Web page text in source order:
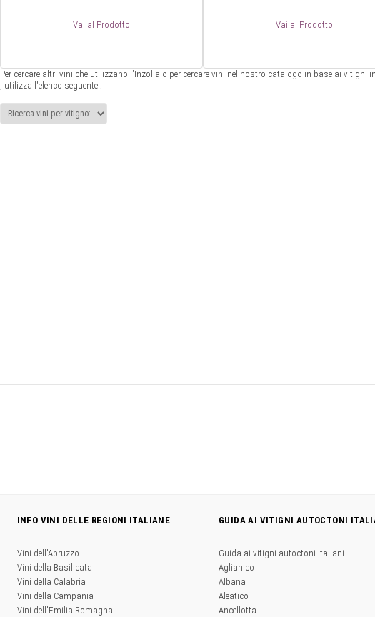
Vai al Prodotto Vai al Prodotto
Per cercare altri vini che utilizzano l'Inzolia o per cercare vini nel nostro catalogo in base ai vitigni
, utilizza l'elenco seguente :
INFO VINI DELLE REGIONI ITALIANE
Vini dell'Abruzzo
Vini della Basilicata
Vini della Calabria
Vini della Campania
Vini dell'Emilia Romagna
GUIDA AI VITIGNI AUTOCTONI
Guida ai vitigni autoctoni italiani
Aglianico
Albana
Aleatico
Ancellotta